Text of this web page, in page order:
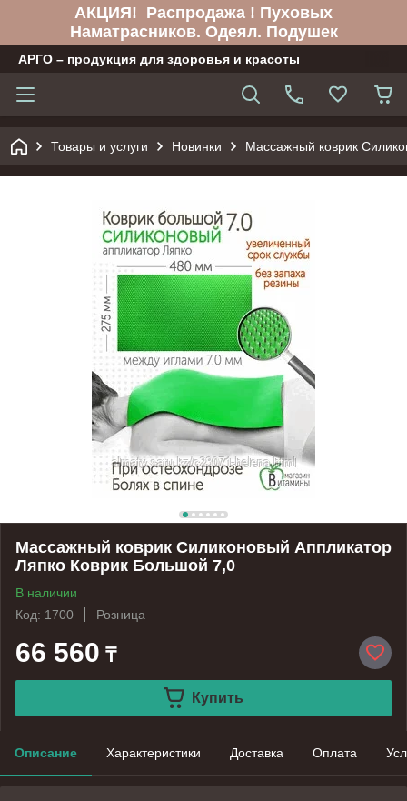
АКЦИЯ! Распродажа ! Пуховых
Наматрасников. Одеял. Подушек
АРГО – продукция для здоровья и красоты
Товары и услуги Новинки Массажный коврик
Массажный коврик Силиконовый Аппликатор
Ляпко Коврик Большой 7,0
В наличии
Код: 1700
Розница
66 560 ₸
Купить
Описание Характеристики Доставка Оплата